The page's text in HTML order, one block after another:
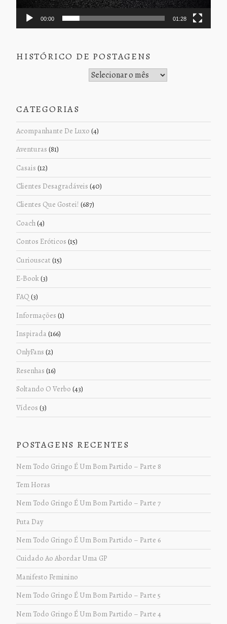
00:00 01:28
HISTÓRICO DE POSTAGENS
CATEGORIAS
Acompanhante De Luxo (4)
Aventuras (81)
Casais (12)
Clientes Desagradáveis (40)
Clientes Que Gostei! (687)
Coach(4)
Contos Eróticos (15)
Curiouscat (15)
E-Book(3)
FAQ (3)
Informações (1)
Inspirada (166)
OnlyFans (2)
Resenhas (16)
Soltando O Verbo (43)
Vídeos (3)
POSTAGENS RECENTES
Nem Todo Gringo É Um Bom Partido – Parte 8
Tem Horas
Nem Todo Gringo É Um Bom Partido – Parte 7
Puta Day
Nem Todo Gringo É Um Bom Partido – Parte 6
Cuidado Ao Abordar Uma GP
Manifesto Feminino
Nem Todo Gringo É Um Bom Partido – Parte 5
Nem Todo Gringo É Um Bom Partido – Parte 4